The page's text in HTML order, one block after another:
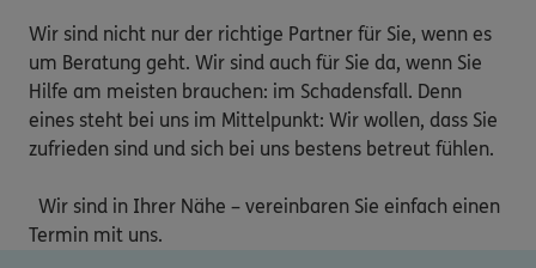
Wir sind nicht nur der richtige Partner für Sie, wenn es
um Beratung geht. Wir sind auch für Sie da, wenn Sie
Hilfe am meisten brauchen: im Schadensfall. Denn
eines steht bei uns im Mittelpunkt: Wir wollen, dass Sie
zufrieden sind und sich bei uns bestens betreut fühlen.
Termin mit uns.